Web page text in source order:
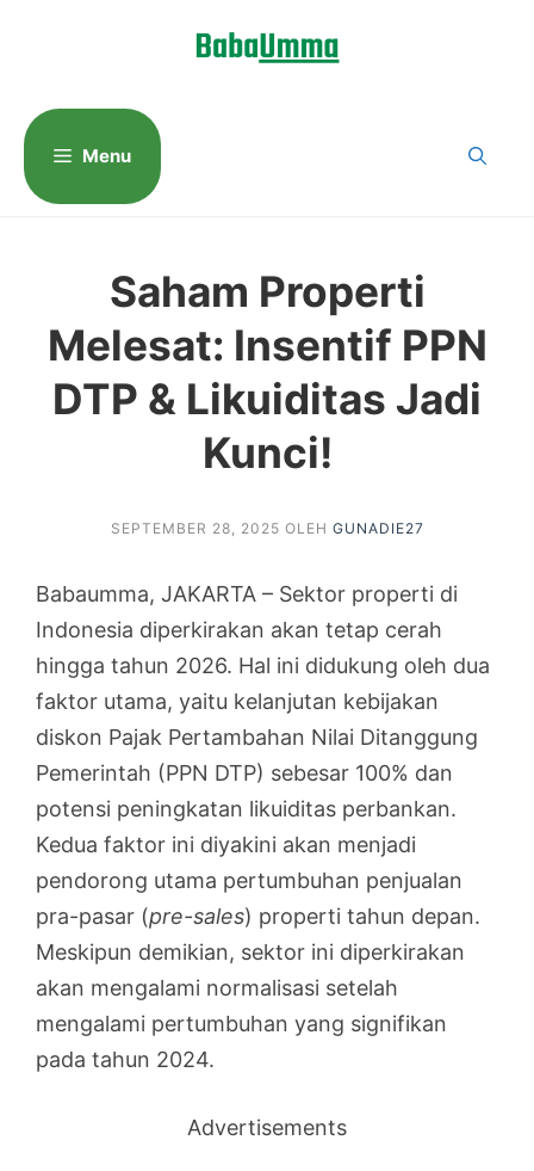
Menu
Saham Properti
Melesat: Insentif PPN
DTP & Likuiditas Jadi
Kunci!
SEPTEMBER 28, 2025 OLEH GUNADIE27
Babaumma, JAKARTA – Sektor properti di
Indonesia diperkirakan akan tetap cerah
hingga tahun 2026. Hal ini didukung oleh dua
faktor utama, yaitu kelanjutan kebijakan
diskon Pajak Pertambahan Nilai Ditanggung
Pemerintah (PPN DTP) sebesar 100% dan
potensi peningkatan likuiditas perbankan.
Kedua faktor ini diyakini akan menjadi
pendorong utama pertumbuhan penjualan
pra-pasar (pre-sales) properti tahun depan.
Meskipun demikian, sektor ini diperkirakan
akan mengalami normalisasi setelah
mengalami pertumbuhan yang signifikan
pada tahun 2024.
Advertisements